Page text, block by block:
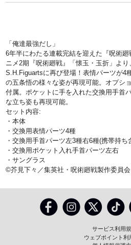
「俺達最強だし」
6年半にわたる連載完結を迎えた『呪術
ニメ2期『呪術廻戦』「懐玉・玉折」よ
S.H.Figuartsに再び登場！表情パーツが4
の五条悟の様々な姿が再現可能。オプシ
付属。ポケットに手を入れた交換用手首
な立ち姿も再現可能。
セット内容:
・本体
・交換用表情パーツ4種
・交換用手首パーツ左3種右6種(携帯持ち
・交換用ポケット入れ手首パーツ左右
・サングラス
©芥見下々／集英社・呪術廻戦製作委員会
サービス利用
ウェブポイント利